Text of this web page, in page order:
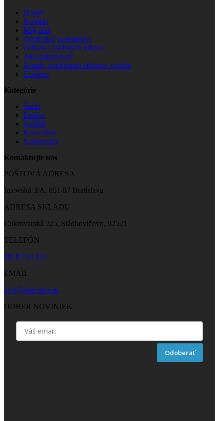
Dopyt
Kontakt
Môj účet
Obchodné podmienky
Ochrana osobných údajov
Ako nakupovať
Zásady používania súborov cookie
Cookies
Kategórie
Šatňa
Dielňa
Jedáleň
Kancelária
Nemocnica
Kontaktujte nás
POŠTOVÁ ADRESA
Jasovská 3/A, 851 07 Bratislava
ADRESA SKLADU
Cukrovarská 225, Sládkovičovo, 92521
TELEFÓN
0918 744 145
EMAIL
info@mercator.sk
ODBER NOVINIEK
Odoberať